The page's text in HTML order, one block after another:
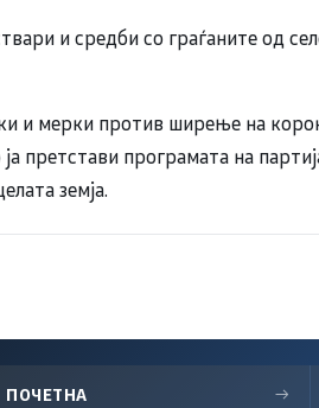
и средби со граѓаните од
и мерки против ширење на
претстави програмата на
земја.
ПОЧЕТНА →